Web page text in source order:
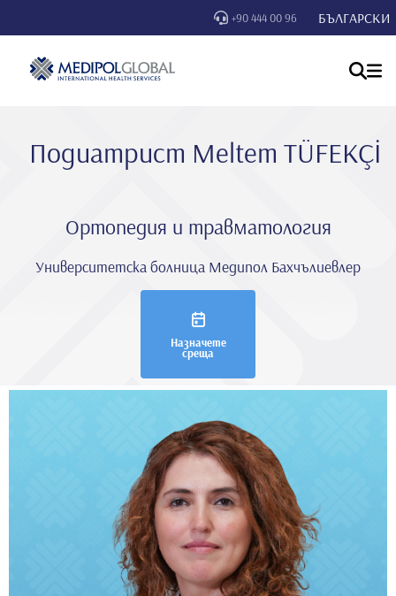
+90 444 00 96 БЪЛГАРСКИ
Подиатрист Meltem TÜFEKÇİ
Ортопедия и травматология
Университетска болница Медипол Бахчълиевлер
Назначете
среща